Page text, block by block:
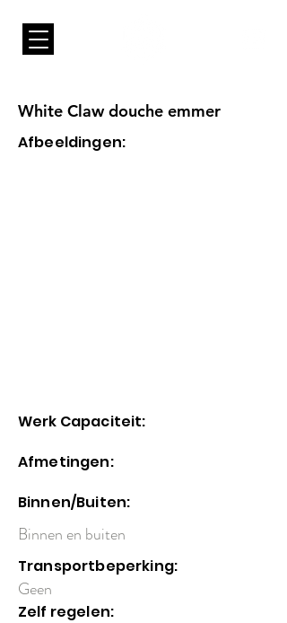
White Claw douche emmer
Afbeeldingen:
Werk Capaciteit:
Afmetingen:
Binnen/Buiten:
Binnen en buiten
Transportbeperking:
Geen
Zelf regelen: